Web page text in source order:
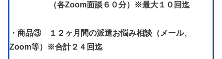
（各Zoom面談６０分）
※最大１０回迄
・商品③ １２ヶ月間の派遣お悩み相談（メール、
Zoom等）
※合計２４回迄